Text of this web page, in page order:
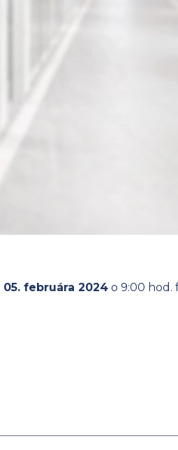
05. februára 2024 o 9:00 hod.